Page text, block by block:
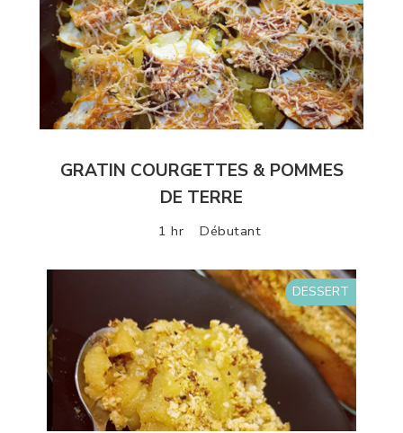
GRATIN COURGETTES & POMMES
DE TERRE
1 hr Débutant
DESSERT